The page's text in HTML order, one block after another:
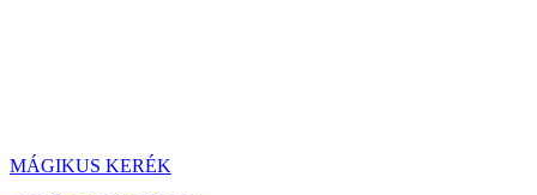
MÁGIKUS KERÉK